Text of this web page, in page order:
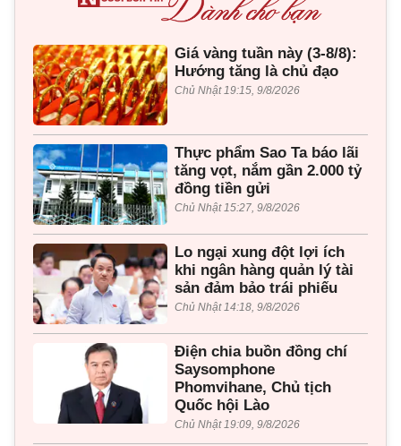
Giá vàng tuần này (3-8/8):
Hướng tăng là chủ đạo
Chủ Nhật 19:15, 9/8/2026
Thực phẩm Sao Ta báo lãi
tăng vọt, nắm gần 2.000 tỷ
đồng tiền gửi
Chủ Nhật 15:27, 9/8/2026
Lo ngại xung đột lợi ích
khi ngân hàng quản lý tài
sản đảm bảo trái phiếu
Chủ Nhật 14:18, 9/8/2026
Điện chia buồn đồng chí
Saysomphone
Phomvihane, Chủ tịch
Quốc hội Lào
Chủ Nhật 19:09, 9/8/2026